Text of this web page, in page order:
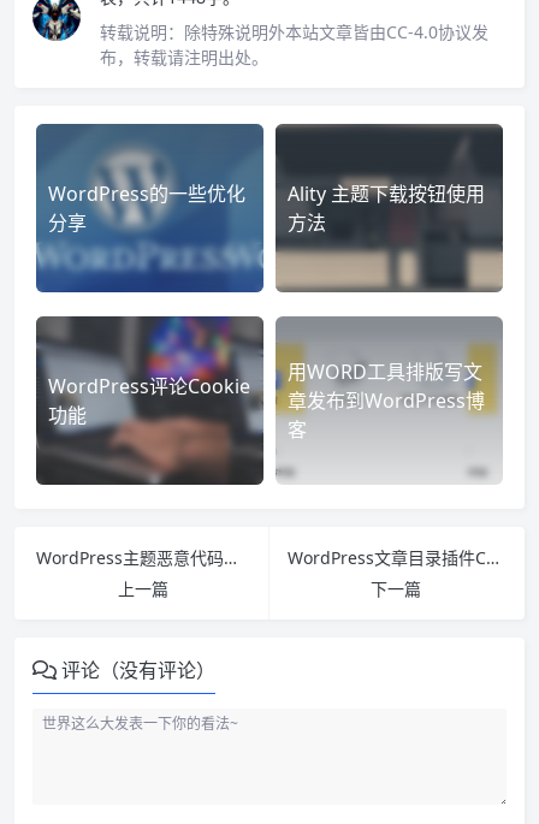
转载说明： 除特殊说明外本站文章皆由CC-4.0协议发
布，转载请注明出处。
WordPress的一些优化
分享
Ality 主题下载按钮使用
方法
WordPress评论Cookie
功能
用WORD工具排版写文
章发布到WordPress博
客
WordPress主题恶意代码检查插件：Theme Authenticity Checker (TAC)
上一篇
WordPress文章目录插件Content Index for WordPress
下一篇
评论（没有评论）